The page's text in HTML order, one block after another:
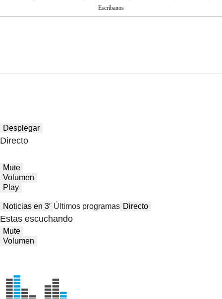
Escríbanos
Desplegar
Directo
Mute
Volumen
Play
Noticias en 3′ Últimos programas Directo
Estas escuchando
Mute
Volumen